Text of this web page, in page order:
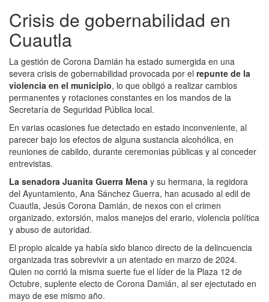
Crisis de gobernabilidad en
Cuautla
La gestión de Corona Damián ha estado sumergida en una
severa crisis de gobernabilidad provocada por el repunte de la
violencia en el municipio, lo que obligó a realizar cambios
permanentes y rotaciones constantes en los mandos de la
Secretaría de Seguridad Pública local.
En varias ocasiones fue detectado en estado inconveniente, al
parecer bajo los efectos de alguna sustancia alcohólica, en
reuniones de cabildo, durante ceremonias públicas y al conceder
entrevistas.
La senadora Juanita Guerra Mena y su hermana, la regidora
del Ayuntamiento, Ana Sánchez Guerra, han acusado al edil de
Cuautla, Jesús Corona Damián, de nexos con el crimen
organizado, extorsión, malos manejos del erario, violencia política
y abuso de autoridad.
El propio alcalde ya había sido blanco directo de la delincuencia
organizada tras sobrevivir a un atentado en marzo de 2024.
Quien no corrió la misma suerte fue el líder de la Plaza 12 de
Octubre, suplente electo de Corona Damián, al ser ejectutado en
mayo de ese mismo año.